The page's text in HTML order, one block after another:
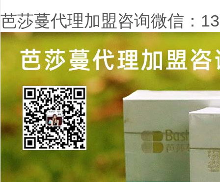
芭莎蔓代理加盟咨询微信：